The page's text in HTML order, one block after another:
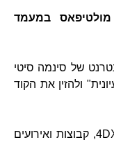
במעמד
של סינמה סיטי
ולהזין את הקוד
- השובר אינו תקף לסרטי תלת מימד, 4DX, קבוצות ואירועים